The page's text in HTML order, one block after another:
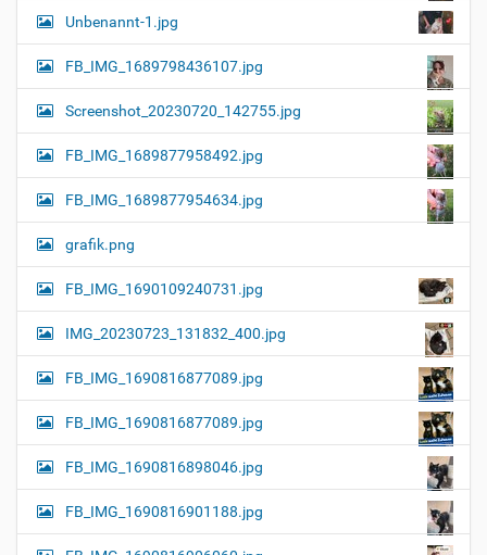
Unbenannt-1.jpg
FB_IMG_1689798436107.jpg
Screenshot_20230720_142755.jpg
FB_IMG_1689877958492.jpg
FB_IMG_1689877954634.jpg
grafik.png
FB_IMG_1690109240731.jpg
IMG_20230723_131832_400.jpg
FB_IMG_1690816877089.jpg
FB_IMG_1690816877089.jpg
FB_IMG_1690816898046.jpg
FB_IMG_1690816901188.jpg